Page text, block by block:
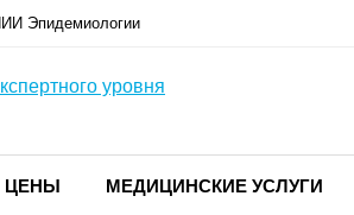
Эпидемиологии
ЦЕНЫ МЕДИЦИНСКИЕ УСЛУГИ